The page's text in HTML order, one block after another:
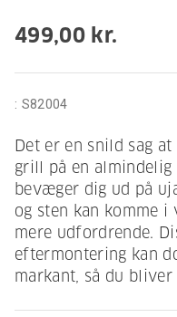
499,00 kr.
: S82004
Det er en snild sag
grill på en almindelig
bevæger dig ud på
og sten kan komme i
mere udfordrende.
eftermontering kan
markant, så du